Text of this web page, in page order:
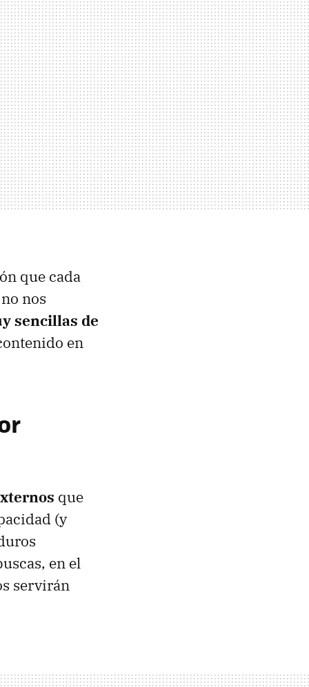
que cada
nos
sencillas de
en
que
(y
en el
servirán